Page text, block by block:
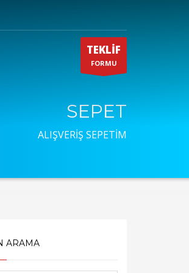
TEKLİF
FORMU
SEPET
ALIŞVERİŞ SEPETİM
ARAMA